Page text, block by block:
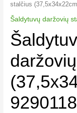
stalčius
Šaldytuvų daržovių